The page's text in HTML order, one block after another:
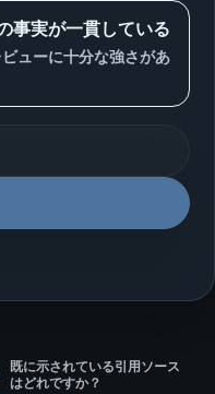
事実が一貫している
ューに十分な強さがあ
既に示されている引用ソース
はどれですか？